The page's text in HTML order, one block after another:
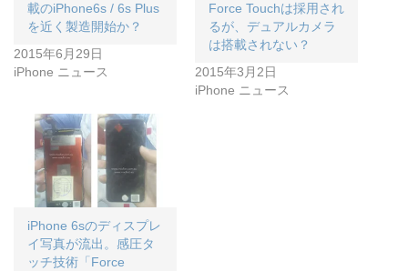
載のiPhone6s / 6s Plus
を近く製造開始か？
2015年6月29日
iPhone ニュース
Force Touchは採用され
るが、デュアルカメラ
は搭載されない？
2015年3月2日
iPhone ニュース
iPhone 6sのディスプレ
イ写真が流出。感圧タ
ッチ技術「Force